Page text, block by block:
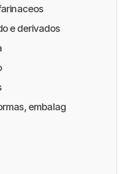
e derivados
embalag